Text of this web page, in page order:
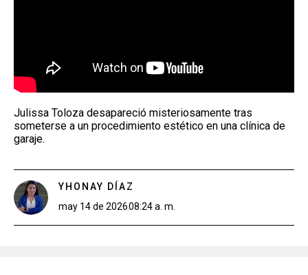
Julissa Toloza desapareció misteriosamente tras
someterse a un procedimiento estético en una clínica de
garaje.
YHONAY DÍAZ
may 14 de 202608:24 a. m.